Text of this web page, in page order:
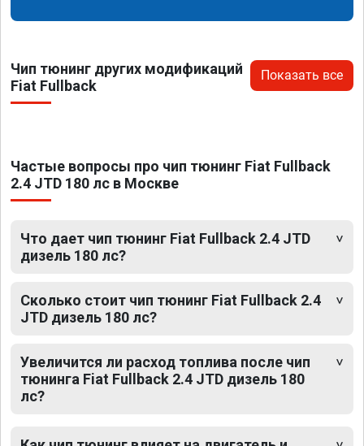
Чип тюнинг других модификаций
Fiat Fullback
Показать все
Частые вопросы про чип тюнинг Fiat Fullback
2.4 JTD 180 лс в Москве
Что дает чип тюнинг Fiat Fullback 2.4 JTD
дизель 180 лс?
Сколько стоит чип тюнинг Fiat Fullback 2.4
JTD дизель 180 лс?
Увеличится ли расход топлива после чип
тюнинга Fiat Fullback 2.4 JTD дизель 180
лс?